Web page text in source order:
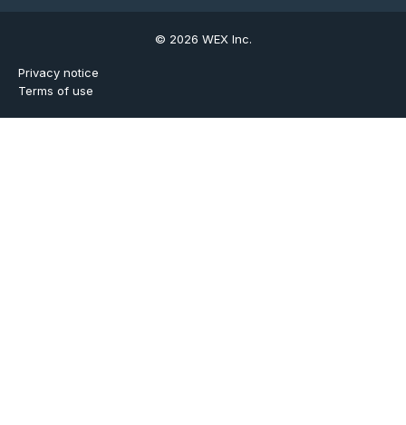
© 2026 WEX Inc.
Privacy notice
Terms of use